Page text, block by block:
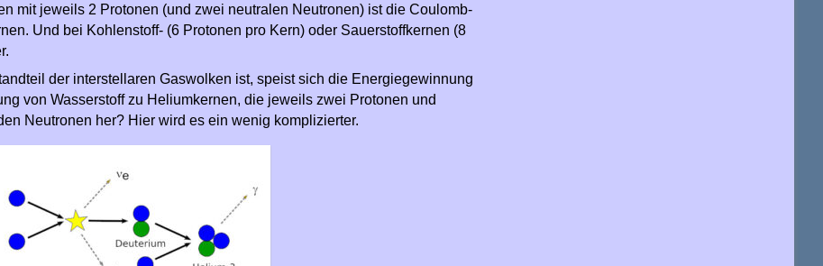
mit jeweils 2 Protonen (und zwei neutralen Neutronen) ist die Coulomb-
Und bei Kohlenstoff- (6 Protonen pro Kern) oder Sauerstoffkernen (8
der interstellaren Gaswolken ist, speist sich die Energiegewinnung
von Wasserstoff zu Heliumkernen, die jeweils zwei Protonen und
Neutronen her? Hier wird es ein wenig komplizierter.